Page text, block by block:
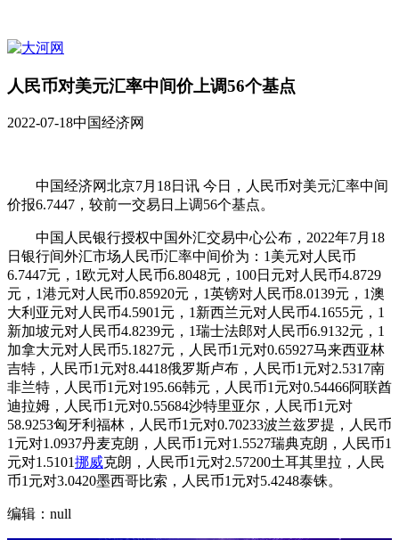
人民币对美元汇率中间价上调56个基点
2022-07-18中国经济网
中国经济网北京7月18日讯 今日，人民币对美元汇率中间
价报6.7447，较前一交易日上调56个基点。
中国人民银行授权中国外汇交易中心公布，2022年7月18
日银行间外汇市场人民币汇率中间价为：1美元对人民币
6.7447元，1欧元对人民币6.8048元，100日元对人民币4.8729
元，1港元对人民币0.85920元，1英镑对人民币8.0139元，1澳
大利亚元对人民币4.5901元，1新西兰元对人民币4.1655元，1
新加坡元对人民币4.8239元，1瑞士法郎对人民币6.9132元，1
加拿大元对人民币5.1827元，人民币1元对0.65927马来西亚林
吉特，人民币1元对8.4418俄罗斯卢布，人民币1元对2.5317南
非兰特，人民币1元对195.66韩元，人民币1元对0.54466阿联酋
迪拉姆，人民币1元对0.55684沙特里亚尔，人民币1元对
58.9253匈牙利福林，人民币1元对0.70233波兰兹罗提，人民币
1元对1.0937丹麦克朗，人民币1元对1.5527瑞典克朗，人民币1
元对1.5101挪威克朗，人民币1元对2.57200土耳其里拉，人民
币1元对3.0420墨西哥比索，人民币1元对5.4248泰铢。
编辑：null